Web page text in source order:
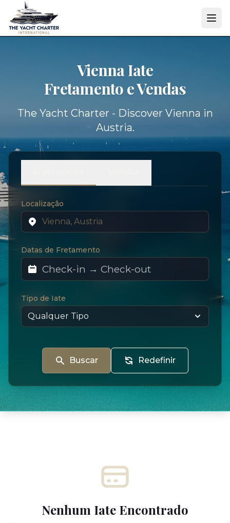
Vienna Iate
Fretamento e Vendas
The Yacht Charter - Discover Vienna in
Austria.
Localização
Datas de Fretamento
Tipo de Iate
Buscar Redefinir
Nenhum Iate Encontrado